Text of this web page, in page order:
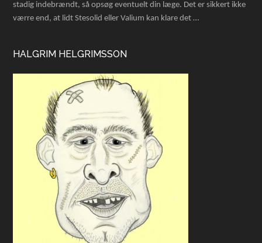
stadig indebrændt, så opsøg eventuelt din læge. Det er sikkert ikke
værre end, at lidt Stesolid eller Valium kan klare det …
HALGRIM HELGRIMSSON